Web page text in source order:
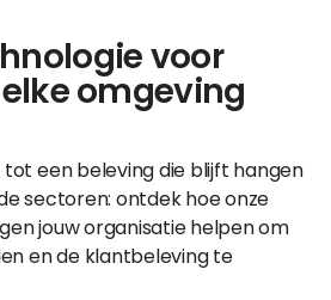
voor
omgeving
een beleving die blijft hangen
sectoren: ontdek hoe onze
jouw organisatie helpen om
en de klantbeleving te